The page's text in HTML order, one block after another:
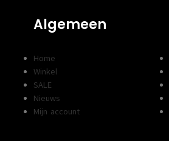
Algemeen
Home
Winkel
SALE
Nieuws
Mijn account